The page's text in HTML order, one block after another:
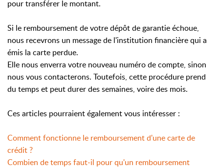
pour transférer le montant.
Si le remboursement de votre dépôt de garantie échoue,
nous recevrons un message de l'institution financière qui a
émis la carte perdue.
Elle nous enverra votre nouveau numéro de compte, sinon
nous vous contacterons. Toutefois, cette procédure prend
du temps et peut durer des semaines, voire des mois.
Ces articles pourraient également vous intéresser :
Comment fonctionne le remboursement d'une carte de
crédit ?
Combien de temps faut-il pour qu'un remboursement